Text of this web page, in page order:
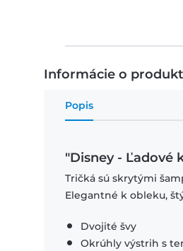
Informácie o
Popis
"Disney - Ľadové
Tričká sú skrytými
Elegantné k obleku,
Dvojité švy
Okrúhly výstrih s